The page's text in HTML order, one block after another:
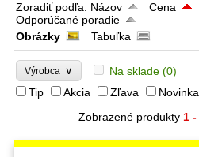
Zoradiť podľa: Názov Cena
Odporúčané poradie
Obrázky
Tabuľka
Výrobca ∨ Na sklade (0)
Tip
Akcia Zľava
Novinka
Zobrazené produkty 1 -